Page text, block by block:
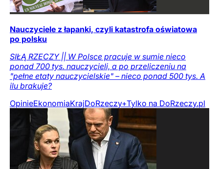
Nauczyciele z łapanki, czyli katastrofa oświatowa
po polsku
SIŁĄ RZECZY || W Polsce pracuje w sumie nieco
ponad 700 tys. nauczycieli, a po przeliczeniu na
"pełne etaty nauczycielskie" – nieco ponad 500 tys. A
ilu brakuje?
OpinieEkonomiaKrajDoRzeczy+Tylko na DoRzeczy.pl